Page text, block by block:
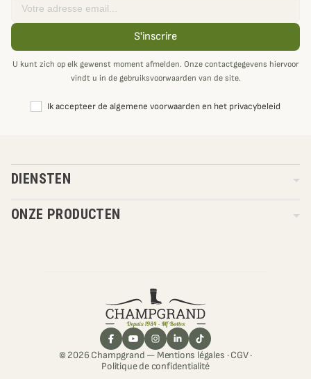
S'inscrire
U kunt zich op elk gewenst moment afmelden. Onze contactgegevens hiervoor
vindt u in de gebruiksvoorwaarden van de site.
Ik accepteer de algemene voorwaarden en het privacybeleid
DIENSTEN
ONZE PRODUCTEN
© 2026 Champgrand — Mentions légales ·CGV·
Politique de confidentialité